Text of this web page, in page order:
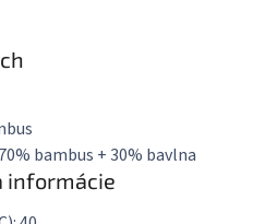
70% bambus + 30% bavlna
informácie